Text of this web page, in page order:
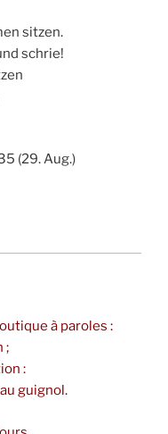
sitzen.
schrie!
(29. Aug.)
à paroles :
;
:
guignol.